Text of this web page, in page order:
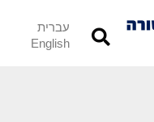
עברית
English